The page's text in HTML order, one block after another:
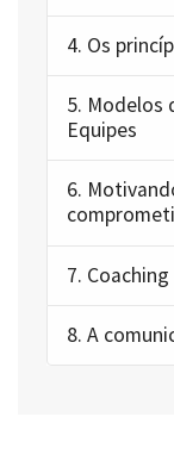
4. Os
5. Modelos
Equipes
6.
7.
8. A